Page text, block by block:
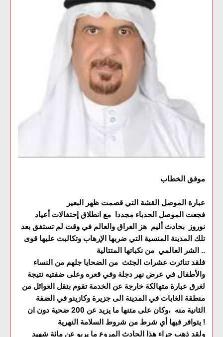
موفق الخطاب
عبارة الموصل القشة التي قصمت ظهر البعير
فجعت الموصل الحدباء مجددا مع انطلاق إحتفالات أعياد
نوروز بحادث أليم هز العراق والعالم في وقت لم تستفق بعد
تلك المدينة المنسية التي ضربها الإرهاب وتكالبت عليها قوى
الشر العالمي من نكباتها المتتالية ..
فلقد تناثرت عشرات الجثث من الضحايا جلهم من النساء
والأطفال في عرض نهر دجلة وفي قعره وعلى ضفتيه نتيجة
لغرق عبارة متهالكة خارجة عن الخدمة تقوم بنقل العوائل من
منطقة الغابات في المدينة الى جزيرة وكازينو في الضفة
الثانية منه ،وكان على متنها ما يزيد عن 200 ضحية دون ان
يتوافر فيها أي شرط من شروط السلامة النهرية !
ولقد ذهب جراء هذا الحادث المروع ما يربو عن مائة شهيد